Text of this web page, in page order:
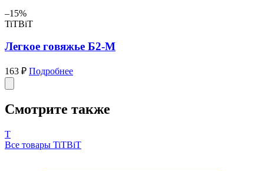
–15%
TiTBiT
Легкое говяжье Б2-M
163 ₽ Подробнее
Смотрите также
T
Все товары TiTBiT